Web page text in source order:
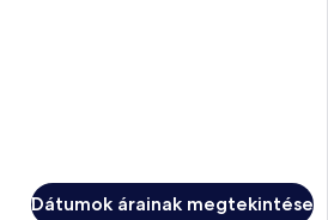
Dátumok árainak megtekintése